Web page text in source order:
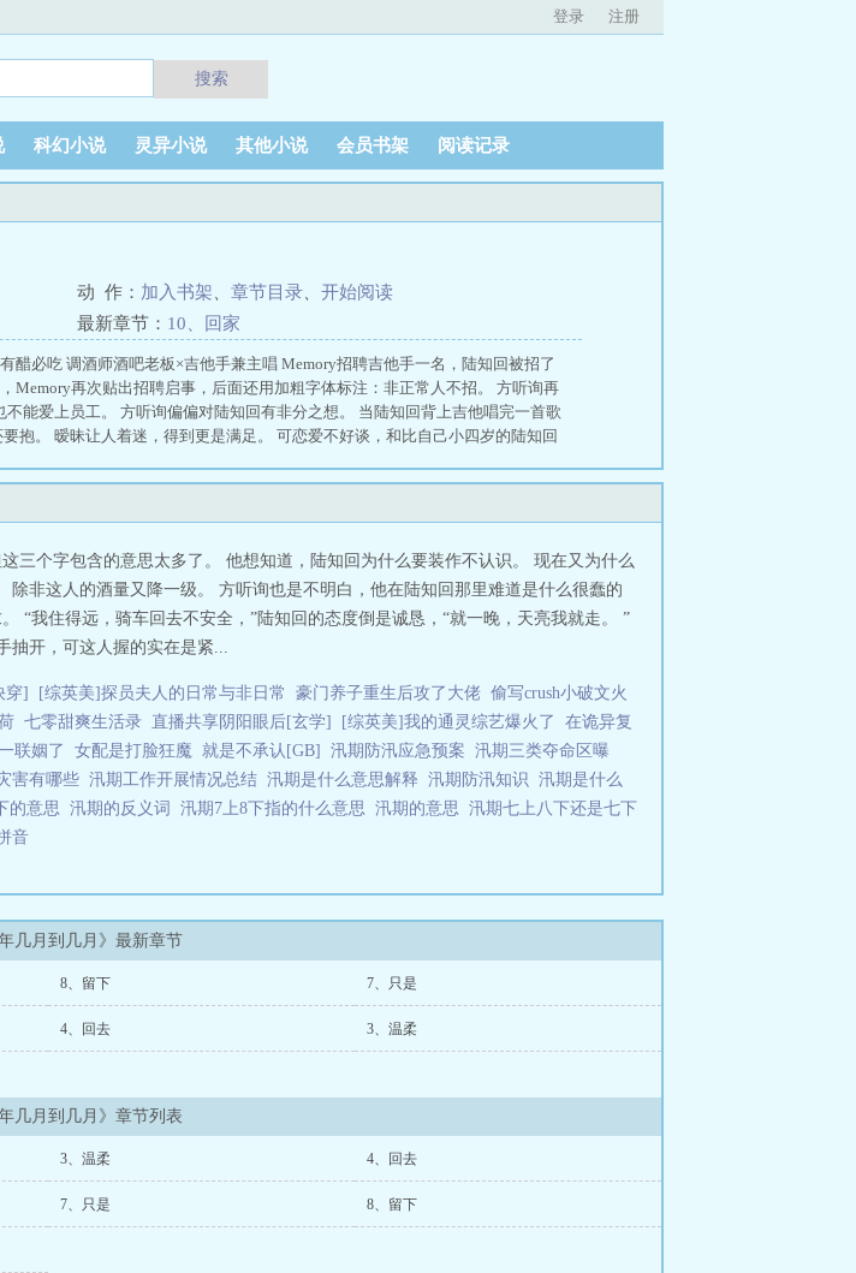
登录 注册
搜索
科幻小说 灵异小说 其他小说 会员书架 阅读记录
动 作： 加入书架 章节目录
开始阅读
最新章节： 10、回家
醋必吃 调酒师酒吧老板×吉他手兼主唱 Memory招聘吉他手一名，陆知回被招了
Memory再次贴出招聘启事，后面还用加粗字体标注：非正常人不招。 方听询再
能爱上员工。 方听询偏偏对陆知回有非分之想。 当陆知回背上吉他唱完一首歌
抱。 暧昧让人着迷，得到更是满足。 可恋爱不好谈，和比自己小四岁的陆知回
回不仅没有回来，还彻底从他生活中消失。 姚起秋陆知回
三个字包含的意思太多了。 他想知道，陆知回为什么要装作不认识。 现在又为什么
非这人的酒量又降一级。 方听询也是不明白，他在陆知回那里难道是什么很蠢的
“我住得远，骑车回去不安全，”陆知回的态度倒是诚恳，“就一晚，天亮我就走。 ”
抽开，可这人握的实在是紧...
穿] [综英美]探员夫人的日常与非日常 豪门养子重生后攻了大佬 偷写crush小破文火
七零甜爽生活录 直播共享阴阳眼后[玄学] [综英美]我的通灵综艺爆火了
在诡异复
联姻了 女配是打脸狂魔 就是不承认[GB] 汛期防汛应急预案 汛期三类夺命区曝
害有哪些 汛期工作开展情况总结 汛期是什么意思解释 汛期防汛知识 汛期是什么
的意思 汛期的反义词 汛期7上8下指的什么意思 汛期的意思 汛期七上八下还是七下
音
几月到几月》最新章节
8、留下 7、只是
4、回去 3、温柔
几月到几月》章节列表
3、温柔 4、回去
7、只是 8、留下